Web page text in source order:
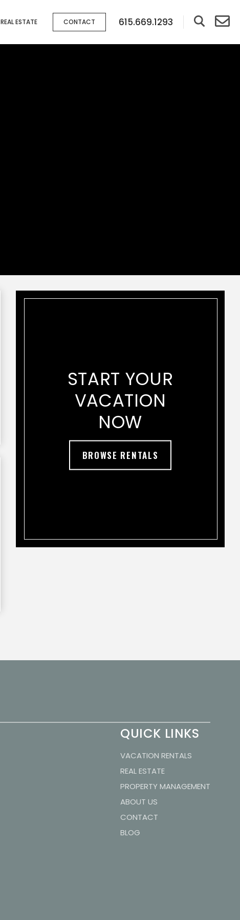
REAL ESTATE CONTACT 615.669.1293
START YOUR
VACATION
NOW
BROWSE RENTALS
QUICK LINKS
VACATION RENTALS
REAL ESTATE
PROPERTY MANAGEMENT
ABOUT US
CONTACT
BLOG